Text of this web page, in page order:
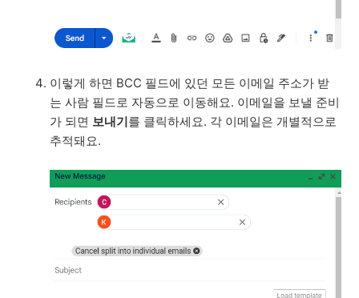
이렇게 하면 BCC 필드에 있던 모든 이메일 주소가 받
는 사람 필드로 자동으로 이동해요. 이메일을 보낼 준비
가 되면 보내기를 클릭하세요. 각 이메일은 개별적으로
추적돼요.